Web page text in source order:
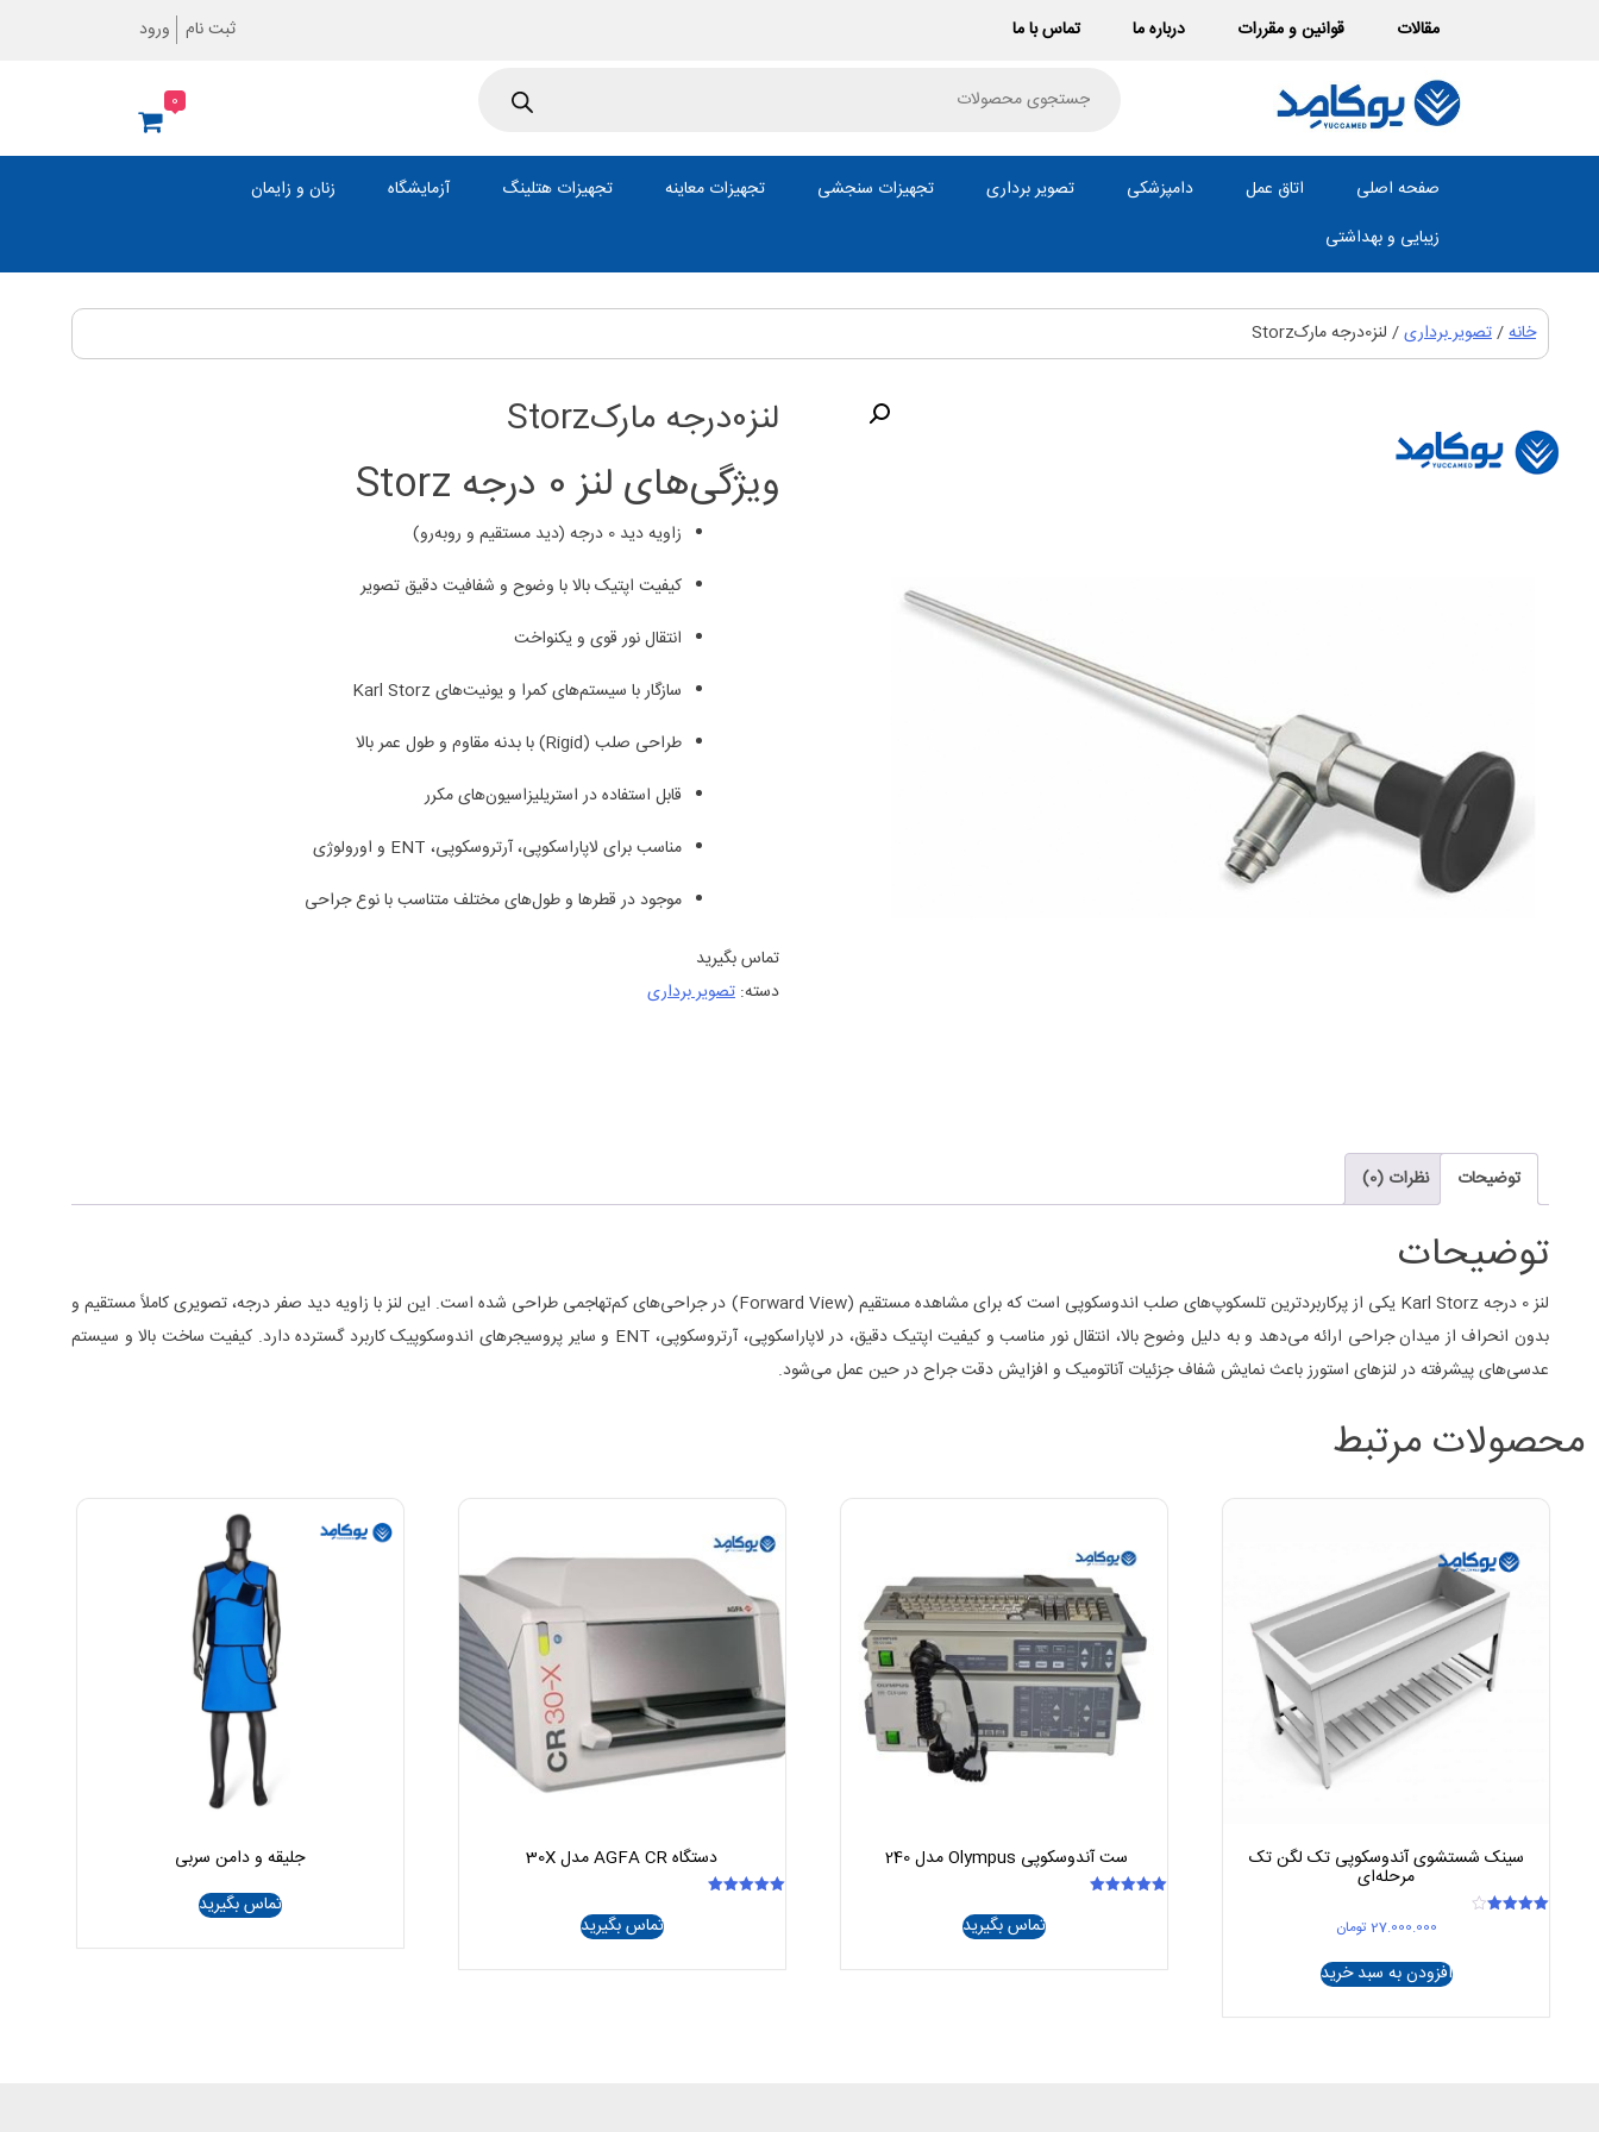
مقالات قوانین و مقررات درباره ما تماس با ما ثبت نام ورود
search
0
صفحه اصلی اتاق عمل دامپزشکی تصویر برداری تجهیزات سنجشی تجهیزات معاینه تجهیزات هتلینگ آزمایشگاه
زنان و زایمان
زیبایی و بهداشتی
خانه/تصویر برداری/ لنز0درجه مارکStorz
لنز0درجه مارکStorz
ویژگی‌های لنز 0 درجه Storz
زاویه دید 0 درجه (دید مستقیم و روبه‌رو)
کیفیت اپتیک بالا با وضوح و شفافیت دقیق تصویر
انتقال نور قوی و یکنواخت
سازگار با سیستم‌های کمرا و یونیت‌های Karl Storz
طراحی صلب (Rigid) با بدنه مقاوم و طول عمر بالا
قابل استفاده در استریلیزاسیون‌های مکرر
مناسب برای لاپاراسکوپی، آرتروسکوپی، ENT و اورولوژی
موجود در قطرها و طول‌های مختلف متناسب با نوع جراحی
تماس بگیرید
دسته:تصویر برداری
توضیحات نظرات (0)
توضیحات
لنز 0 درجه Karl Storz
یکی از پرکاربردترین تلسکوپ‌های صلب اندوسکوپی است که برای مشاهده مستقیم (Forward View) در جراحی‌های کم‌تهاجمی طراحی شده است. این لنز با زاویه دید صفر درجه، تصویری کاملاً مستقیم و
بدون انحراف از میدان جراحی ارائه می‌دهد و به دلیل وضوح بالا، انتقال نور مناسب و کیفیت اپتیک دقیق، در لاپاراسکوپی، آرتروسکوپی، ENT و سایر پروسیجرهای اندوسکوپیک کاربرد گسترده دارد. کیفیت ساخت بالا و سیستم
عدسی‌های پیشرفته در لنزهای استورز باعث نمایش شفاف جزئیات آناتومیک و افزایش دقت جراح در حین عمل می‌شود.
محصولات مرتبط
سینک شستشوی آندوسکوپی تک لگن تک
مرحله‌ای
27.000.000 تومان
افزودن به سبد خرید
ست آندوسکوپی Olympus مدل 240
تماس بگیرید
دستگاه AGFA CR مدل 30X
تماس بگیرید
جلیقه و دامن سربی
تماس بگیرید